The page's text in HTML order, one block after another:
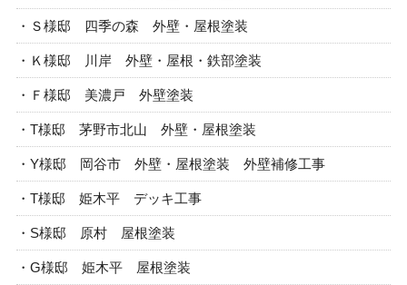
Ｓ様邸 四季の森 外壁・屋根塗装
Ｋ様邸 川岸 外壁・屋根・鉄部塗装
Ｆ様邸 美濃戸 外壁塗装
T様邸 茅野市北山 外壁・屋根塗装
Y様邸 岡谷市 外壁・屋根塗装 外壁補修工事
T様邸 姫木平 デッキ工事
S様邸 原村 屋根塗装
G様邸 姫木平 屋根塗装